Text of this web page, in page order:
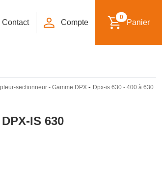
Contact Compte
0
Panier
sectionneur - Gamme DPX - Dpx-is 630 - 400 à 630
IS 630